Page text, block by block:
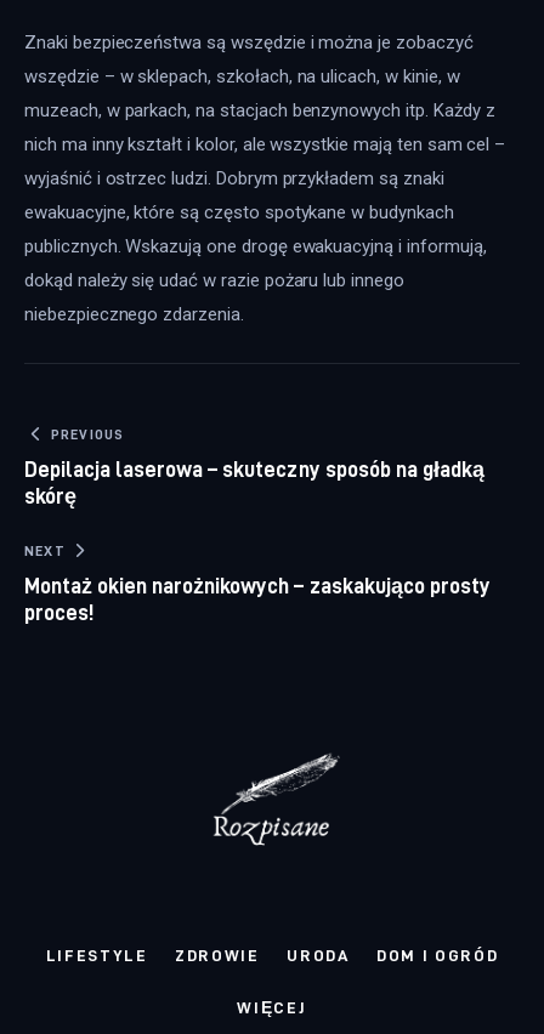
Znaki bezpieczeństwa są wszędzie i można je zobaczyć
wszędzie – w sklepach, szkołach, na ulicach, w kinie, w
muzeach, w parkach, na stacjach benzynowych itp. Każdy z
nich ma inny kształt i kolor, ale wszystkie mają ten sam cel –
wyjaśnić i ostrzec ludzi. Dobrym przykładem są znaki
ewakuacyjne, które są często spotykane w budynkach
publicznych. Wskazują one drogę ewakuacyjną i informują,
dokąd należy się udać w razie pożaru lub innego
niebezpiecznego zdarzenia.
Nawigacja wpisu
PREVIOUS
Depilacja laserowa – skuteczny sposób na gładką
skórę
NEXT
Montaż okien narożnikowych – zaskakująco prosty
proces!
LIFESTYLE ZDROWIE URODA DOM I OGRÓD
WIĘCEJ